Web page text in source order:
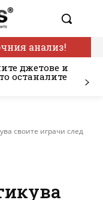
анализ!
джетове и
останалите
своите играчи след